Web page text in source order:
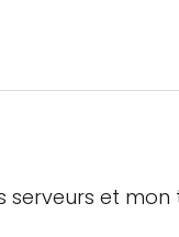
et mon